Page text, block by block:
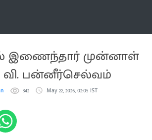
இணைந்தார் முன்னாள்
வி. பன்னீர்செல்வம்
342 May 22, 2026, 02:05 IST